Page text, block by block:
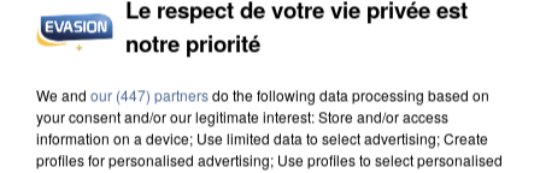
INCENDIES : L’ÎLE-DE-FRANCE LANCE UN ÉLAN
DE SOLIDARITÉ AVEC LES...
Le respect de votre vie privée est
notre priorité
We and our (447) partnersdo the following data processing based on
your consent and/or our legitimate interest: Store and/or access
information on a device; Use limited data to select advertising; Create
profiles for personalised advertising; Use profiles to select personalised